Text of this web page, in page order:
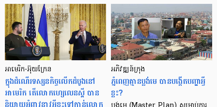
អាមេរិក-អ៊ុយក្រែន
ក្នុងដំណើរទស្សនកិច្ចលើកដំបូងនៅ
អាមេរិក តើលោកហ្សេលេនស្គី បាន
អភិវឌ្ឍន៍​ក្រុង
ភ្នំពេញ​គ្មាន​ប្លង់​មេ បាន​បង្កើត​បញ្ហា​អ្វី​
ខ្លះ?